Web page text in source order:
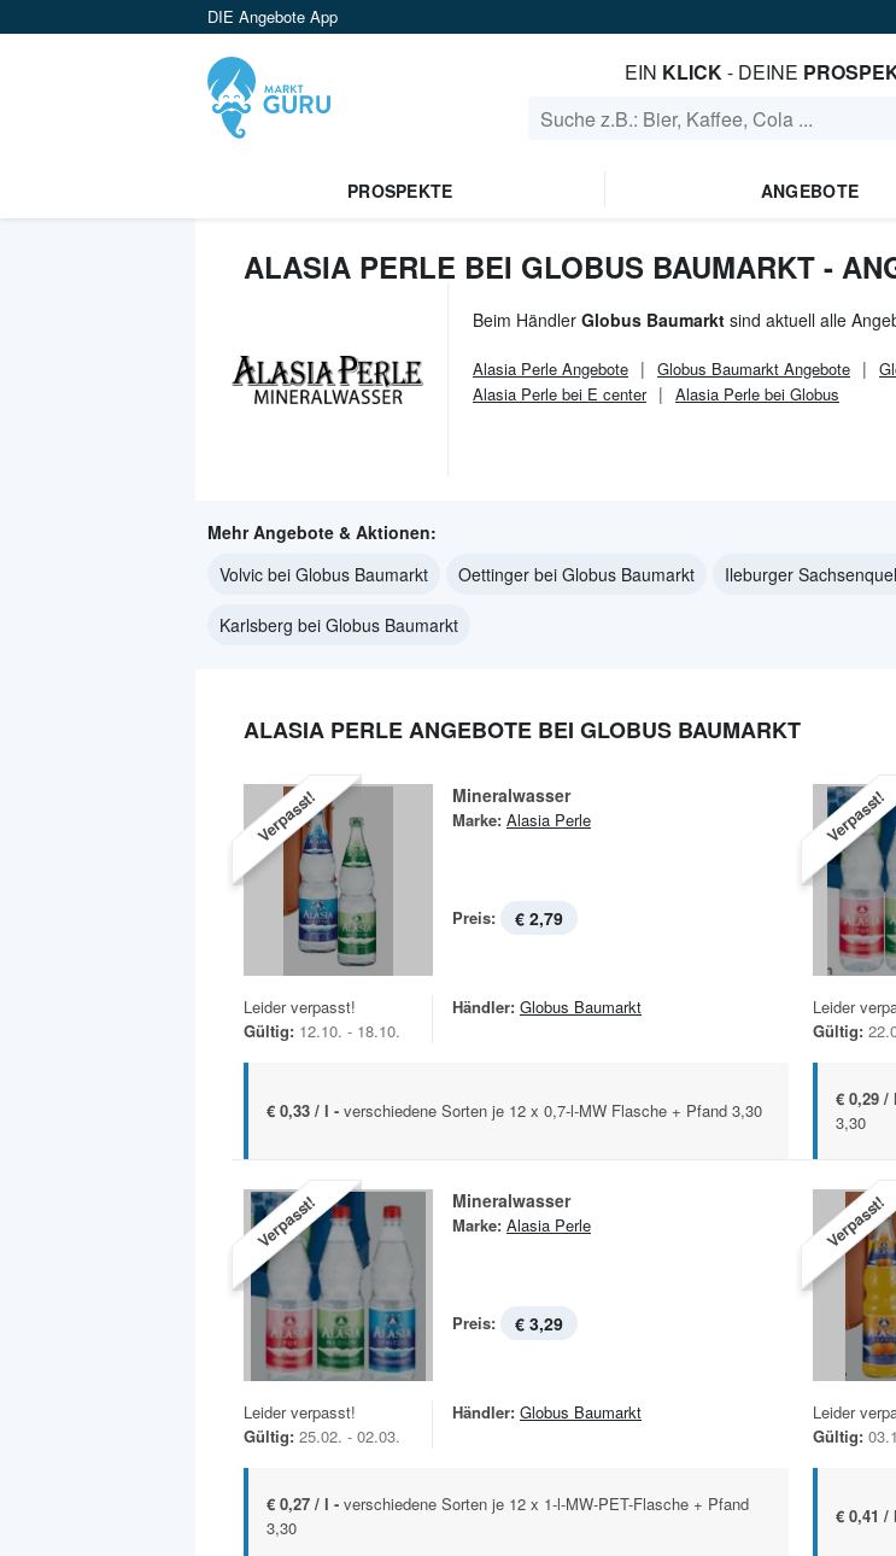
DIE Angebote App
EIN KLICK- DEINE
PROSPEKTE ANGEBOTE
ALASIA PERLE BEI GLOBUS BAUMARKT -
Beim Händler Globus Baumarkt sind aktuell alle
Alasia Perle Angebote Globus Baumarkt Angebote
Alasia Perle bei E center
Alasia Perle bei Globus
Mehr Angebote & Aktionen:
Volvic bei Globus Baumarkt
Oettinger bei Globus Baumarkt Ileburger
Karlsberg bei Globus Baumarkt
ALASIA PERLE ANGEBOTE BEI GLOBUS BAUMARKT
Verpasst! Mineralwasser
Marke: Alasia Perle
Preis: € 2,79
Leider verpasst!
Gültig: 12.10. - 18.10.
Händler: Globus Baumarkt
€ 0,33 / l - verschiedene Sorten je 12 x 0,7-l-MW Flasche + Pfand 3,30
Verpasst!
Leider
Gültig:
€ 0,29 /
3,30
Verpasst! Mineralwasser
Marke: Alasia Perle
Preis: € 3,29
Leider verpasst!
Gültig: 25.02. - 02.03.
Händler: Globus Baumarkt
€ 0,27 / l - verschiedene Sorten je 12 x 1-l-MW-PET-Flasche + Pfand
3,30
Verpasst!
Leider
Gültig:
€ 0,41 /